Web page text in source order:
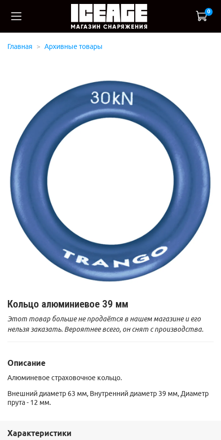
0
Главная Архивные товары
Кольцо алюминиевое 39 мм
Этот товар больше не продаётся в нашем магазине и его
нельзя заказать. Вероятнее всего, он снят с производства.
Описание
Алюминевое страховочное кольцо.
Внешний диаметр 63 мм, Внутренний диаметр 39 мм, Диаметр
прута - 12 мм.
Характеристики